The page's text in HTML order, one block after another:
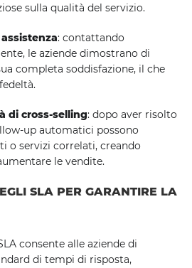
sulla qualità del servizio.
: contattando
le aziende dimostrano di
completa soddisfazione, il che
di cross-selling: dopo aver risolto
up automatici possono
o servizi correlati, creando
le vendite.
SLA PER GARANTIRE LA
consente alle aziende di
di tempi di risposta,